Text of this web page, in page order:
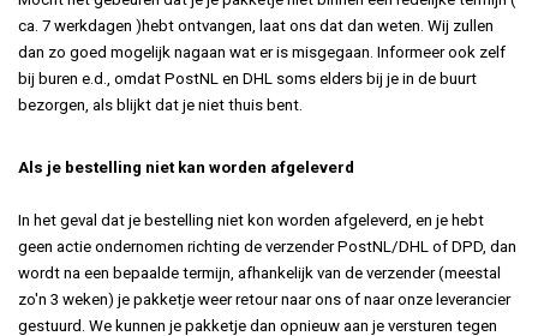
ca. 7 werkdagen )hebt ontvangen, laat ons dat dan weten. Wij zullen
dan zo goed mogelijk nagaan wat er is misgegaan. Informeer ook zelf
bij buren e.d., omdat PostNL en DHL soms elders bij je in de buurt
bezorgen, als blijkt dat je niet thuis bent.
Als je bestelling niet kan worden afgeleverd
In het geval dat je bestelling niet kon worden afgeleverd, en je hebt
geen actie ondernomen richting de verzender PostNL/DHL of DPD, dan
wordt na een bepaalde termijn, afhankelijk van de verzender (meestal
zo'n 3 weken) je pakketje weer retour naar ons of naar onze leverancier
gestuurd. We kunnen je pakketje dan opnieuw aan je versturen tegen